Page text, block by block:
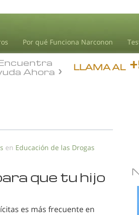
Por qué Funciona Narconon
LLAMA AL
Ahora
en Educación de las Drogas
que tu hijo
es más frecuente en